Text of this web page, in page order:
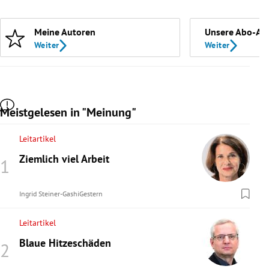
Meine Autoren
Weiter
Unsere Abo-
Weiter
Meistgelesen in "Meinung"
Leitartikel
Ziemlich viel Arbeit
Ingrid Steiner-GashiGestern
Leitartikel
Blaue Hitzeschäden